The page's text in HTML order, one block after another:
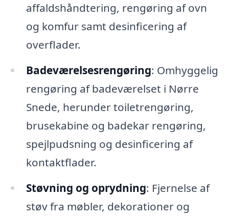
affaldshåndtering, rengøring af ovn
og komfur samt desinficering af
overflader.
Badeværelsesrengøring: Omhyggelig
rengøring af badeværelset i Nørre
Snede, herunder toiletrengøring,
brusekabine og badekar rengøring,
spejlpudsning og desinficering af
kontaktflader.
Støvning og oprydning: Fjernelse af
støv fra møbler, dekorationer og